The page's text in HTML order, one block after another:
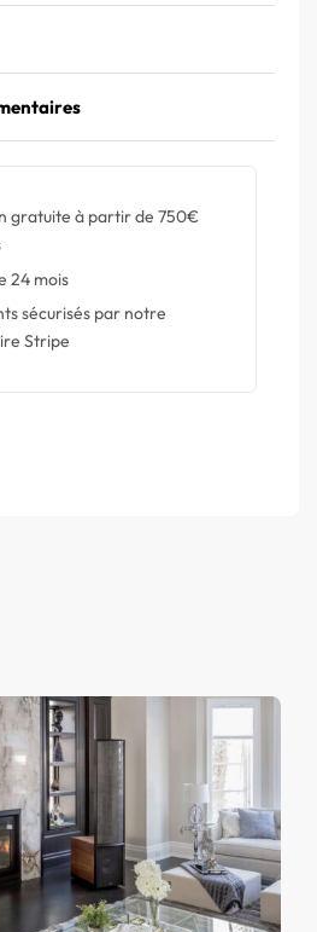
gratuite à partir de 750€
24 mois
sécurisés par notre
Stripe